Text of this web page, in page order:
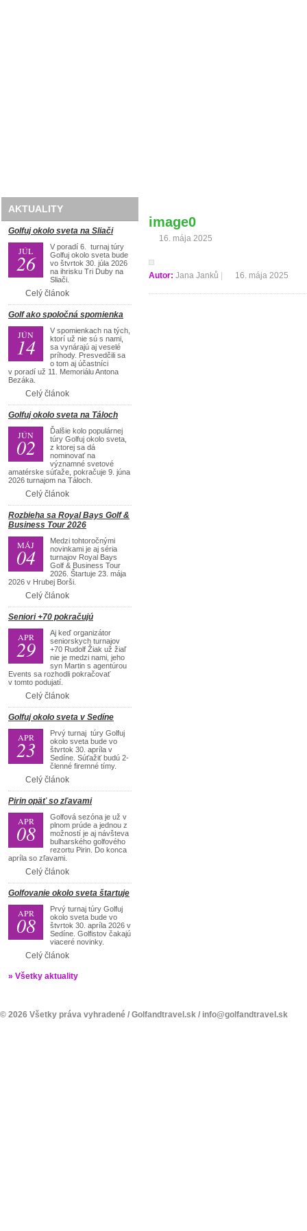
AKTUALITY
Golfuj okolo sveta na Sliači
JÚL
26
V poradí 6. turnaj túry
Golfuj okolo sveta bude
vo štvrtok 30. júla 2026
na ihrisku Tri Duby na
Sliači.
Celý článok
Golf ako spoločná spomienka
JÚN
14
V spomienkach na tých,
ktorí už nie sú s nami,
sa vynárajú aj veselé
príhody. Presvedčili sa
o tom aj účastníci
v poradí už 11. Memoriálu Antona
Bezáka.
Celý článok
Golfuj okolo sveta na Táloch
JÚN
02
Ďalšie kolo populárnej
túry Golfuj okolo sveta,
z ktorej sa dá
nominovať na
významné svetové
amatérske súťaže, pokračuje 9. júna
2026 turnajom na Táloch.
Celý článok
Rozbieha sa Royal Bays Golf &
Business Tour 2026
MÁJ
04
Medzi tohtoročnými
novinkami je aj séria
turnajov Royal Bays
Golf & Business Tour
2026. Štartuje 23. mája
2026 v Hrubej Borši.
Celý článok
Seniori +70 pokračujú
APR
29
Aj keď organizátor
seniorskych turnajov
+70 Rudolf Žiak už žiaľ
nie je medzi nami, jeho
syn Martin s agentúrou
Events sa rozhodli pokračovať
v tomto podujatí.
Celý článok
Golfuj okolo sveta v Sedíne
APR
23
Prvý turnaj túry Golfuj
okolo sveta bude vo
štvrtok 30. apríla v
Sedíne. Súťažiť budú 2-
členné firemné tímy.
Celý článok
Pirin opäť so zľavami
APR
08
Golfová sezóna je už v
plnom prúde a jednou z
možností je aj návšteva
bulharského golfového
rezortu Pirin. Do konca
apríla so zľavami.
Celý článok
Golfovanie okolo sveta štartuje
APR
08
Prvý turnaj túry Golfuj
okolo sveta bude vo
štvrtok 30. apríla 2026 v
Sedíne. Golfistov čakajú
viaceré novinky.
Celý článok
» Všetky aktuality
image0
16. mája 2025
Autor: Jana Janků 16. mája 2025
© 2026 Všetky práva vyhradené / Golfandtravel.sk / info@golfandtravel.sk